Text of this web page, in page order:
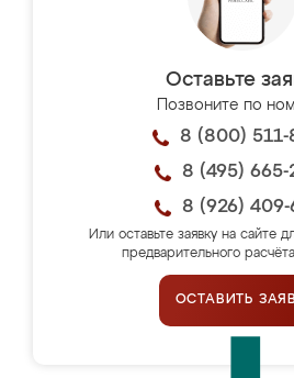
Оставьте
Позвоните по
8 (800) 511-
8 (495) 665-
8 (926) 409-
Или оставьте заявку на сайте
предварительного
ОСТАВИТЬ